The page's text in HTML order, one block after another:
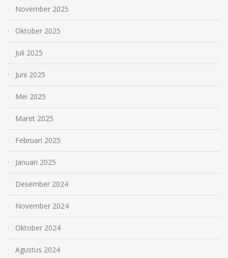
November 2025
Oktober 2025
Juli 2025
Juni 2025
Mei 2025
Maret 2025
Februari 2025
Januari 2025
Desember 2024
November 2024
Oktober 2024
Agustus 2024